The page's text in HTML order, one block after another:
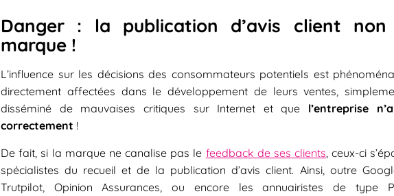
Danger : la publication d’avis client
marque !
L’influence sur les décisions des consommateurs potentiels est
directement affectées dans le développement de leurs ventes,
disséminé de mauvaises critiques sur Internet et que l’entreprise
correctement !
De fait, si la marque ne canalise pas le feedback de ses clients , ceux-ci
spécialistes du recueil et de la publication d’avis client. Ainsi, outre
Trutpilot, Opinion Assurances, ou encore les annuairistes de type